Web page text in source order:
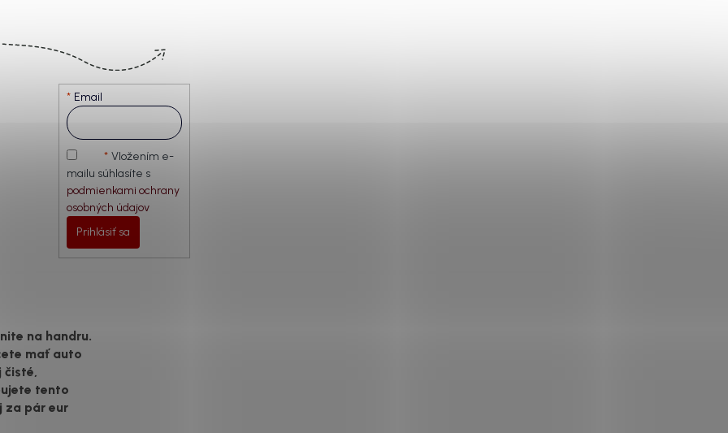
Email
Vložením e-
mailu súhlasíte s
podmienkami ochrany
osobných údajov
Prihlásiť sa
na handru.
mať auto
tento
za pár eur